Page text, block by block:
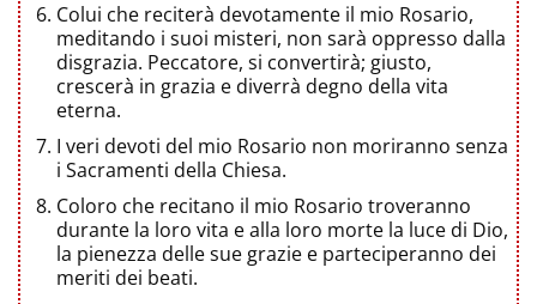
Colui che reciterà devotamente il mio Rosario,
meditando i suoi misteri, non sarà oppresso dalla
disgrazia. Peccatore, si convertirà; giusto,
crescerà in grazia e diverrà degno della vita
eterna.
I veri devoti del mio Rosario non moriranno senza
i Sacramenti della Chiesa.
Coloro che recitano il mio Rosario troveranno
durante la loro vita e alla loro morte la luce di Dio,
la pienezza delle sue grazie e parteciperanno dei
meriti dei beati.